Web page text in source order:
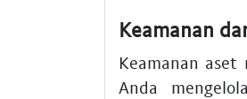
Keamanan
Keamanan
Anda